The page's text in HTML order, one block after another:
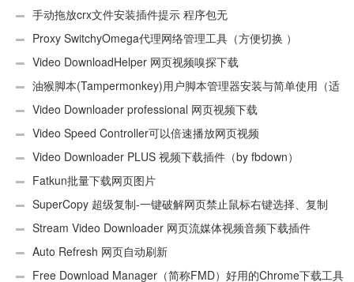
手动拖放crx文件安装插件提示 程序包无
效:“CEX_HEADER_INVALID”的解决办法
Proxy SwitchyOmega代理网络管理工具（方便切换 ）
Video DownloadHelper 网页视频嗅探下载
油猴脚本(Tampermonkey)用户脚本管理器安装与简单使用（适
用Android）
Video Downloader professional 网页视频下载
Video Speed Controller可以倍速播放网页视频
Video Downloader PLUS 视频下载插件（by fbdown）
Fatkun批量下载网页图片
SuperCopy 超级复制-一键破解网页禁止鼠标右键选择、复制
Stream Video Downloader 网页流媒体视频音频下载插件
Auto Refresh 网页自动刷新
Free Download Manager（简称FMD）好用的Chrome下载工具